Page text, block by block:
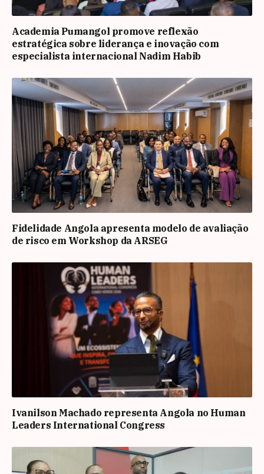
Academia Pumangol promove reflexão
estratégica sobre liderança e inovação com
especialista internacional Nadim Habib
Fidelidade Angola apresenta modelo de avaliação
de risco em Workshop da ARSEG
Ivanilson Machado representa Angola no Human
Leaders International Congress